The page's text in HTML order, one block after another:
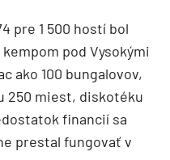
pre 1 500 hostí bol
pod Vysokými
ako 100 bungalovov,
250 miest, diskotéku
financií sa
prestal fungovať v